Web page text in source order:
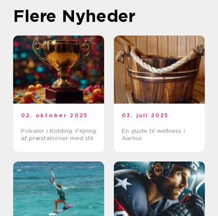
Flere Nyheder
02. oktober 2025
Pokaler i Kolding: Fejring
af præstationer med stil
03. juli 2025
En guide til wellness i
Aarhus